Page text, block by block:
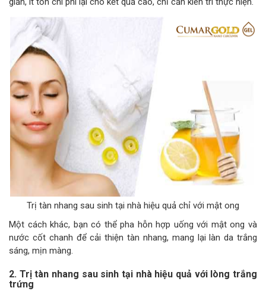
Trị tàn nhang sau sinh tại nhà hiệu quả chỉ với mật ong
Một cách khác, bạn có thể pha hỗn hợp uống với mật ong và
nước cốt chanh để cải thiện tàn nhang, mang lại làn da trắng
sáng, mịn màng.
2. Trị tàn nhang sau sinh tại nhà hiệu quả với lòng trắng
trứng